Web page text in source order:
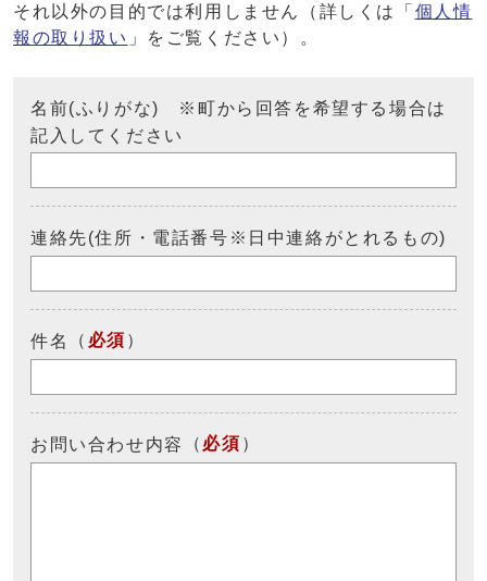
それ以外の目的では利用しません（詳しくは「 個人情
報の取り扱い 」をご覧ください）。
名前(ふりがな) ※町から回答を希望する場合は
記入してください
連絡先(住所・電話番号※日中連絡がとれるもの)
件名 （ 必須 ）
お問い合わせ内容 （ 必須 ）